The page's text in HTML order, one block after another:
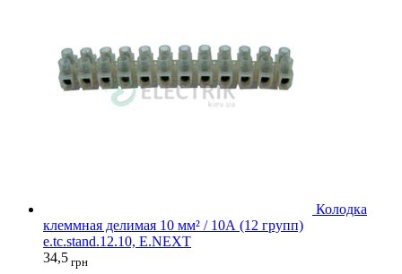
Колодка
клеммная делимая 10 мм² / 10А (12 групп)
e.tc.stand.12.10, E.NEXT
34,5 грн